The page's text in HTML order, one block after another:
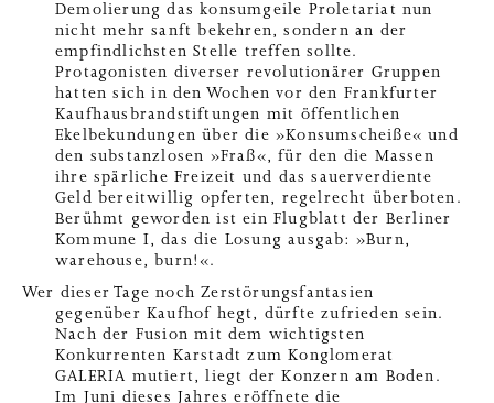
Demolierung das konsumgeile Proletariat nun
nicht mehr sanft bekehren, sondern an der
empfindlichsten Stelle treffen sollte.
Protagonisten diverser revolutionärer Gruppen
hatten sich in den Wochen vor den Frankfurter
Kaufhausbrandstiftungen mit öffentlichen
Ekelbekundungen über die »Konsumscheiße« und
den substanzlosen »Fraß«, für den die Massen
ihre spärliche Freizeit und das sauerverdiente
Geld bereitwillig opferten, regelrecht überboten.
Berühmt geworden ist ein Flugblatt der Berliner
Kommune I, das die Losung ausgab: »Burn,
warehouse, burn!«.
Wer dieser Tage noch Zerstörungsfantasien
gegenüber Kaufhof hegt, dürfte zufrieden sein.
Nach der Fusion mit dem wichtigsten
Konkurrenten Karstadt zum Konglomerat
GALERIA mutiert, liegt der Konzern am Boden.
Im Juni dieses Jahres eröffnete die